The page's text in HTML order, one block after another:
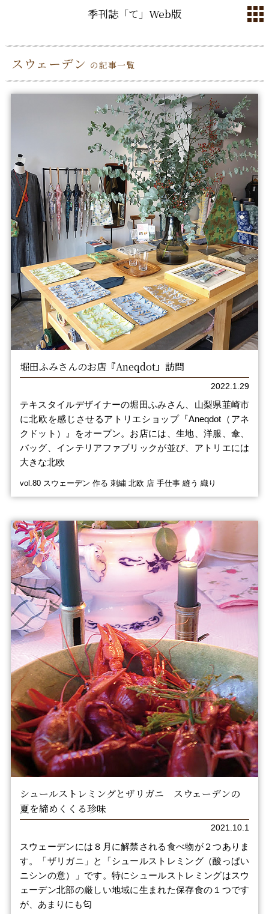
季刊誌「て」Web版
スウェーデン の記事一覧
堀田ふみさんのお店『Aneqdot』訪問
2022.1.29
テキスタイルデザイナーの堀田ふみさん、山梨県韮崎市
に北欧を感じさせるアトリエショップ『Aneqdot（アネ
クドット）』をオープン。お店には、生地、洋服、傘、
バッグ、インテリアファブリックが並び、アトリエには
大きな北欧
vol.80 スウェーデン 作る 刺繍 北欧 店 手仕事 縫う 織り
シュールストレミングとザリガニ スウェーデンの
夏を締めくくる珍味
2021.10.1
スウェーデンには８月に解禁される食べ物が２つありま
す。「ザリガニ」と「シュールストレミング（酸っぱい
ニシンの意）」です。特にシュールストレミングはスウ
ェーデン北部の厳しい地域に生まれた保存食の１つです
が、あまりにも匂